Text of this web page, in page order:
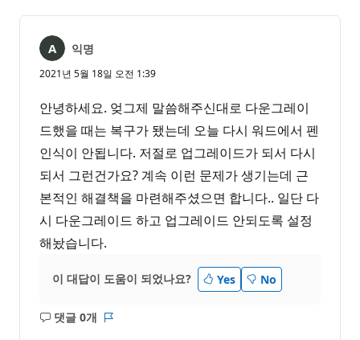
음
익명
2021년 5월 18일 오전 1:39
안녕하세요. 엊그제 말씀해주신대로 다운그레이
드했을 때는 복구가 됐는데 오늘 다시 워드에서 펜
인식이 안됩니다. 저절로 업그레이드가 되서 다시
되서 그런건가요? 계속 이런 문제가 생기는데 근
본적인 해결책을 마련해주셨으면 합니다.. 일단 다
시 다운그레이드 하고 업그레이드 안되도록 설정
해놨습니다.
이 대답이 도움이 되었나요? Yes No
댓글 0개
설